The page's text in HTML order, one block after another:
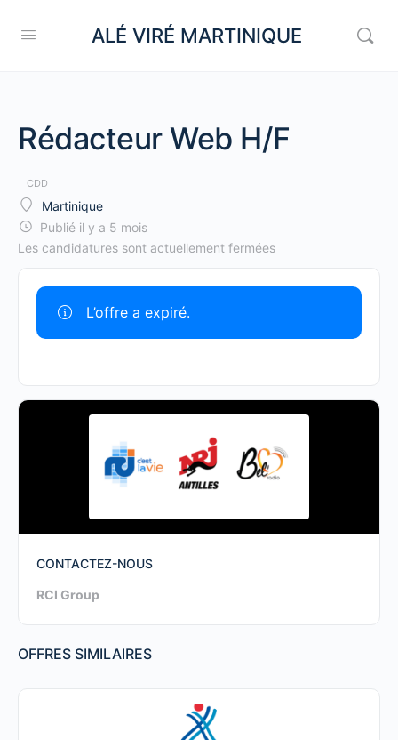
ALÉ VIRÉ MARTINIQUE
Rédacteur Web H/F
CDD
Martinique
Publié il y a 5 mois
Les candidatures sont actuellement fermées
L’offre a expiré.
CONTACTEZ-NOUS
RCI Group
OFFRES SIMILAIRES